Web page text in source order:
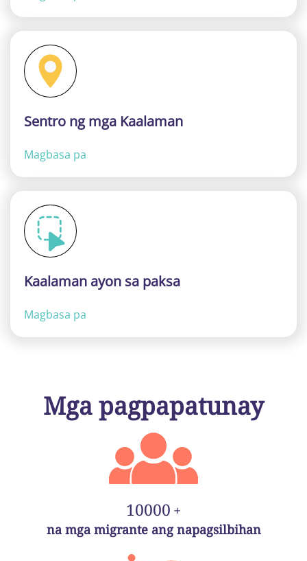
Sentro ng mga Kaalaman
Magbasa pa
Kaalaman ayon sa paksa
Magbasa pa
Mga pagpapatunay
10000 +
na mga migrante ang napagsilbihan